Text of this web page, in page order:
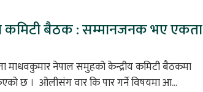
कमिटी बैठक : सम्मानजनक भए एकता
माधवकुमार नेपाल समुहको केन्द्रीय कमिटी बैठकमा
छ । ओलीसंग वार कि पार गर्ने विषयमा आ...